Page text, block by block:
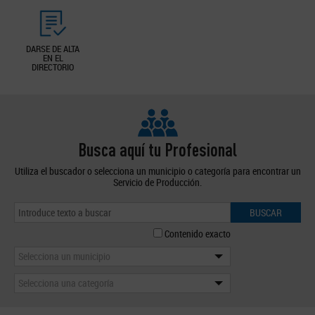
DARSE DE ALTA
EN EL
DIRECTORIO
Busca aquí tu Profesional
Utiliza el buscador o selecciona un municipio o categoría para encontrar un
Servicio de Producción.
BUSCAR
Contenido exacto
Selecciona un municipio
Selecciona una categoría